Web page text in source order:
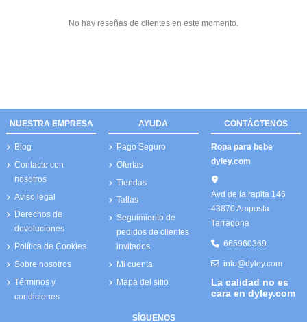
No hay reseñas de clientes en este momento.
NUESTRA EMPRESA
Blog
Contacte con
nosotros
Aviso legal
Derechos de
devoluciones
Política de Cookies
Sobre nosotros
Términos y
condiciones
AYUDA
Pago Seguro
Ofertas
Tiendas
Tallas
Seguimiento de
pedidos de clientes
invitados
Mi cuenta
Mapa del sitio
CONTÁCTENOS
Ropa para bebe
dyley.com
Avd de la rapita 146
43870 Amposta
Tarragona
665960369
info@dyley.com
La calidad no es
cara en dyley.com
SÍGUENOS